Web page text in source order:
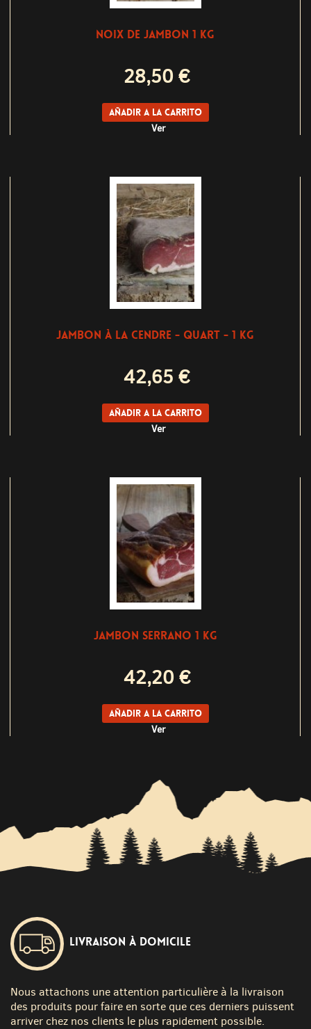
NOIX DE JAMBON 1 KG
28,50 €
Añadir a la carrito
Ver
JAMBON À LA CENDRE - QUART - 1 KG
42,65 €
Añadir a la carrito
Ver
JAMBON SERRANO 1 KG
42,20 €
Añadir a la carrito
Ver
Livraison à domicile
Nous attachons une attention particulière à la livraison
des produits pour faire en sorte que ces derniers puissent
arriver chez nos clients le plus rapidement possible.